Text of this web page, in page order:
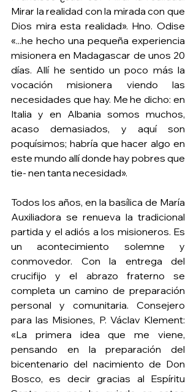
Mirar la realidad con la mirada con que
Dios mira esta realidad». Hno. Odise
«...he hecho una pequeña experiencia
misionera en Madagascar de unos 20
días. Allí he sentido un poco más la
vocación misionera viendo las
necesidades que hay. Me he dicho: en
Italia y en Albania somos muchos,
acaso demasiados, y aquí son
poquísimos; habría que hacer algo en
este mundo allí donde hay pobres que
tie- nen tanta necesidad».
Todos los años, en la basílica de María
Auxiliadora se renueva la tradicional
partida y el adiós a los misioneros. Es
un acontecimiento solemne y
conmovedor. Con la entrega del
crucifijo y el abrazo fraterno se
completa un camino de preparación
personal y comunitaria. Consejero
para las Misiones, P. Václav Klement:
«La primera idea que me viene,
pensando en la preparación del
bicentenario del nacimiento de Don
Bosco, es decir gracias al Espíritu